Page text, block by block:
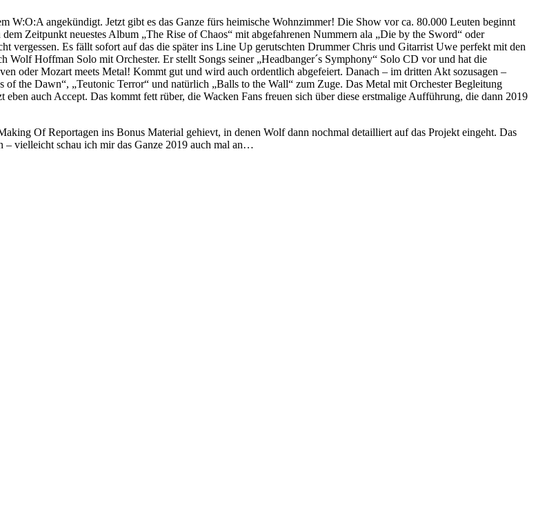
W:O:A angekündigt. Jetzt gibt es das Ganze fürs heimische Wohnzimmer! Die Show vor ca. 80.000 Leuten beginnt
Zeitpunkt neuestes Album „The Rise of Chaos“ mit abgefahrenen Nummern ala „Die by the Sword“ oder
vergessen. Es fällt sofort auf das die später ins Line Up gerutschten Drummer Chris und Gitarrist Uwe perfekt mit den
Wolf Hoffman Solo mit Orchester. Er stellt Songs seiner „Headbanger´s Symphony“ Solo CD vor und hat die
oder Mozart meets Metal! Kommt gut und wird auch ordentlich abgefeiert. Danach – im dritten Akt sozusagen –
the Dawn“, „Teutonic Terror“ und natürlich „Balls to the Wall“ zum Zuge. Das Metal mit Orchester Begleitung
auch Accept. Das kommt fett rüber, die Wacken Fans freuen sich über diese erstmalige Aufführung, die dann 2019
Of Reportagen ins Bonus Material gehievt, in denen Wolf dann nochmal detailliert auf das Projekt eingeht. Das
vielleicht schau ich mir das Ganze 2019 auch mal an…